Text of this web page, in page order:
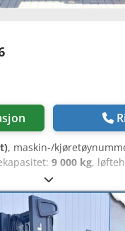
, maskin-/
9 000 kg,
, gaffelbærerbredde:
mm, total lengde:4 140
, driftsvekt:11 900 kg
,
Manual sliding cabin,